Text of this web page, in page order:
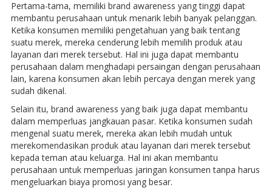
Pertama-tama, memiliki brand awareness yang tinggi dapat
membantu perusahaan untuk menarik lebih banyak pelanggan.
Ketika konsumen memiliki pengetahuan yang baik tentang
suatu merek, mereka cenderung lebih memilih produk atau
layanan dari merek tersebut. Hal ini juga dapat membantu
perusahaan dalam menghadapi persaingan dengan perusahaan
lain, karena konsumen akan lebih percaya dengan merek yang
sudah dikenal.
Selain itu, brand awareness yang baik juga dapat membantu
dalam memperluas jangkauan pasar. Ketika konsumen sudah
mengenal suatu merek, mereka akan lebih mudah untuk
merekomendasikan produk atau layanan dari merek tersebut
kepada teman atau keluarga. Hal ini akan membantu
perusahaan untuk memperluas jaringan konsumen tanpa harus
mengeluarkan biaya promosi yang besar.